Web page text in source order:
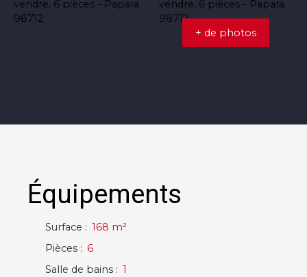
+ de photos
Équipements
Surface : 168 m²
Pièces : 6
Salle de bains : 1